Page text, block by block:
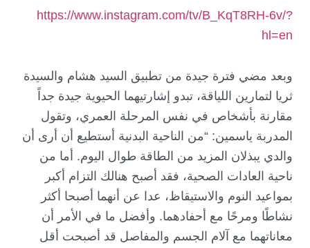
https://www.instagram.com/tv/B_KqT8RH-6v/?
hl=en
وبعد مضي فترة جيدة من تطبيق السيد هشام والسيدة
ثريا لتمارين اللياقة، تبدو إشارتيهما الحيوية جيدة جداً
مقارنة بأشخاص في نفس المرحلة العمري، وتقول
المدربة ياسمين: “من الناحية البدنية أستطيع أن أرى أن
والدي يبذلان المزيد من الطاقة طوال اليوم. أما من
ناحية العادات الصحية، فقد أصبح هنالك التزام أكبر
بمواعيد النوم والاستيقاظ، عدا عن أنهما أصبحا أكثر
نشاطًا ومرحًا مع أحفادهما. وأفضل ما في الأمر أن
معاناتهما مع آلام الجسم والمفاصل قد أصبحت أقل